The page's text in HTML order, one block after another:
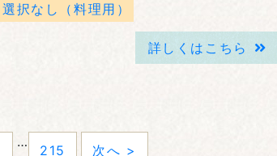
選択なし（料理用）
詳しくはこちら
…
215 次へ >